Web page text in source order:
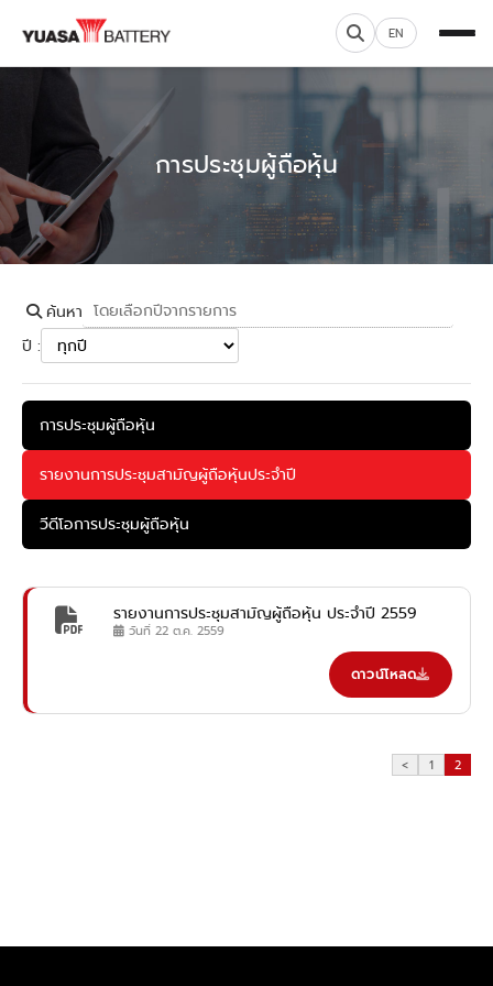
EN
การประชุมผู้ถือหุ้น
ค้นหา
ปี :
การประชุมผู้ถือหุ้น
รายงานการประชุมสามัญผู้ถือหุ้นประจำปี
วีดีโอการประชุมผู้ถือหุ้น
รายงานการประชุมสามัญผู้ถือหุ้น ประจำปี 2559
วันที่ 22 ต.ค. 2559
ดาวน์โหลด
< 1 2